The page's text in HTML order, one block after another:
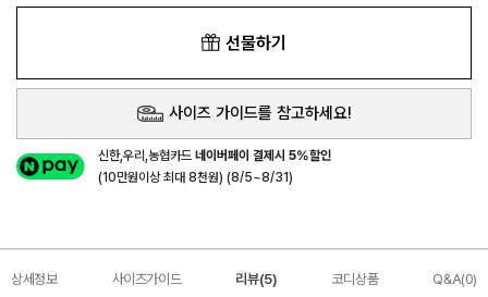
선물하기
사이즈 가이드를 참고하세요!
신한,우리,농협카드네이버페이 결제시 5%할인
(10만원이상 최대 8천원) (8/5~8/31)
상세정보 사이즈가이드 리뷰(5) 코디상품 Q&A(0)